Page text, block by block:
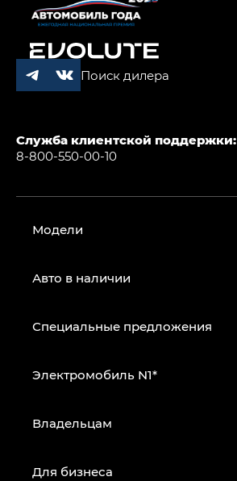
Поиск дилера
Служба клиентской поддержки:
8-800-550-00-10
Модели
Авто в наличии
Специальные предложения
Электромобиль N1*
Владельцам
Для бизнеса